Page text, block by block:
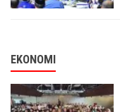
EKONOMI